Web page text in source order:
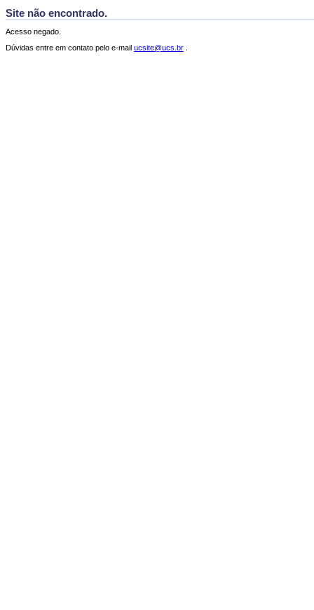
Site não encontrado.
Acesso negado.
Dúvidas entre em contato pelo e-mail ucsite@ucs.br